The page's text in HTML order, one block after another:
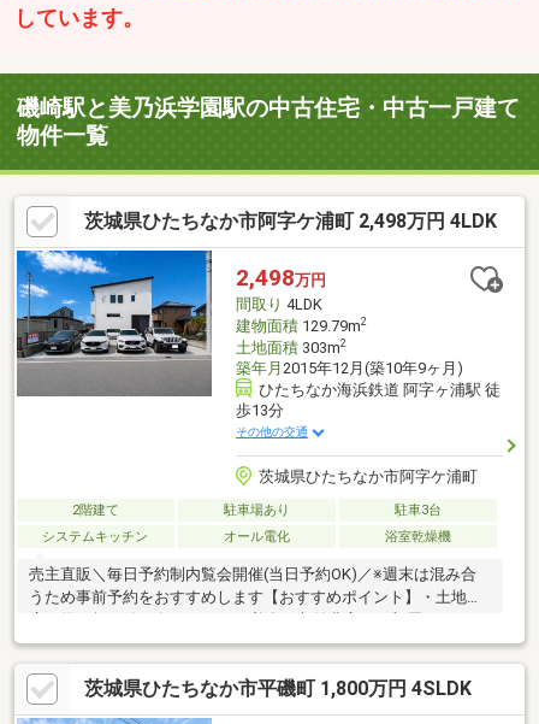
しています。
磯崎駅と美乃浜学園駅の中古住宅・中古一戸建て
物件一覧
茨城県ひたちなか市阿字ケ浦町 2,498万円 4LDK
2,498万円
間取り 4LDK
建物面積129.79m2
土地面積303m2
築年月 2015年12月(築10年9ヶ月)
ひたちなか海浜鉄道 阿字ヶ浦駅 徒
歩13分
その他の交通
茨城県ひたちなか市阿字ケ浦町
2階建て 駐車場あり
駐車3台
システムキッチン
オール電化 浴室乾燥機
売主直販＼毎日予約制内覧会開催(当日予約OK)／※週末は混み合
うため事前予約をおすすめします【おすすめポイント】・土地は
リ使えます・洗う・干す・しまうを効率よくこなせるランドリー
ルーム付き・車は並列で4台駐車可能、来客時も安心ですね【リフ
ォーム内容】・クロス一部補修、リペア補修・ハウスクリーニン
グ・テレワーク、在宅勤務にも・リフォームのご相談も承ります
茨城県ひたちなか市平磯町 1,800万円 4SLDK